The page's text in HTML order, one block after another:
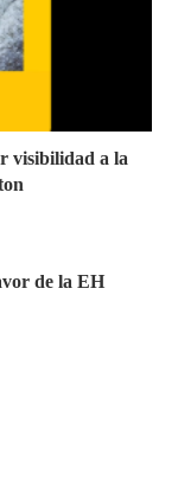
visibilidad a la
de la EH